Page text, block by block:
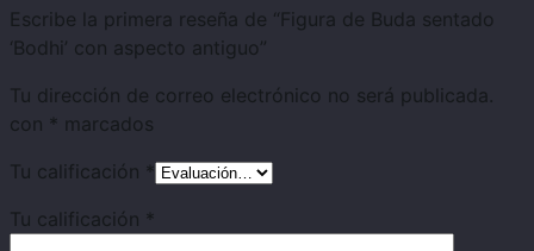
Escribe la primera reseña de “Figura de Buda sentado
‘Bodhi’ con aspecto antiguo”
Tu dirección de correo electrónico no será publicada.
con * marcados
Tu calificación *
Tu calificación *